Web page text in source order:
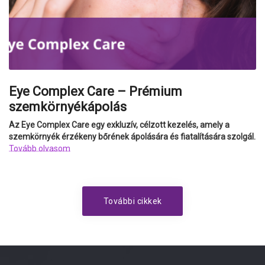
Eye Complex Care – Prémium
szemkörnyékápolás
Az Eye Complex Care egy exkluzív, célzott kezelés, amely a
szemkörnyék érzékeny bőrének ápolására és fiatalítására szolgál.
Tovább olvasom
További cikkek